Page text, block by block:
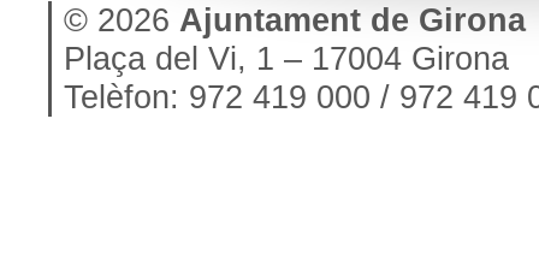
© 2026 Ajuntament de Girona
Plaça del Vi, 1 – 17004 Girona
Telèfon: 972 419 000 / 972 419